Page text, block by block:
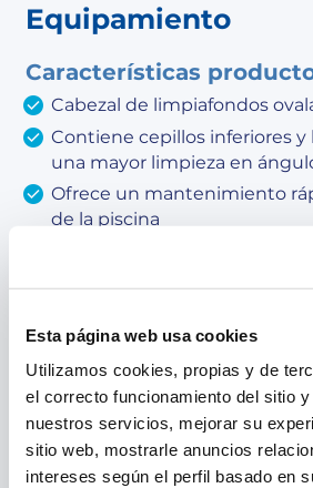
Esta página web usa cookies
Utilizamos cookies, propias y de
el correcto funcionamiento del sitio
nuestros servicios, mejorar su
sitio web, mostrarle anuncios
intereses según el perfil basado en
Equipamiento
Características
Cabezal de limpiafondos
Contiene cepillos inferiores
una mayor limpieza en
Ofrece un mantenimiento
de la piscina
Resistente y eficaz en las
piscina
Tiene una conexión a
de Ø32 mm - Ø38mm
Apto para todo tipo de
Base giratoria que permite
en la manguera de aspiración